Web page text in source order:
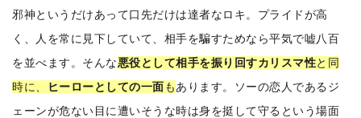
邪神というだけあって口先だけは達者なロキ。プライドが高
く、人を常に見下していて、相手を騙すためなら平気で嘘八百
を並べます。そんな悪役として相手を振り回すカリスマ性と同
時に、
ヒーローとしての一面もあります。ソーの恋人であるジ
ェーンが危ない目に遭いそうな時は身を挺して守るという場面